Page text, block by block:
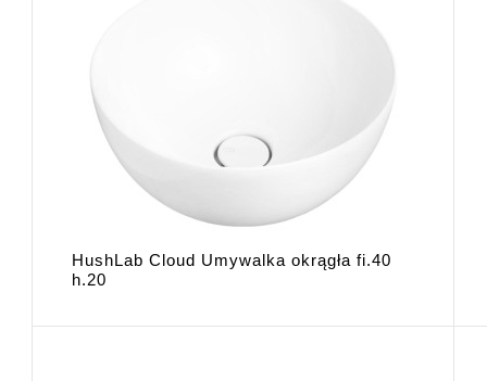
HushLab Cloud Umywalka okrągła fi.40
h.20